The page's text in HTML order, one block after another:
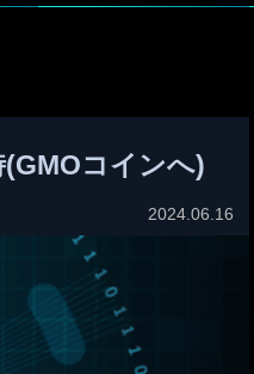
コインへ)
2024.06.16